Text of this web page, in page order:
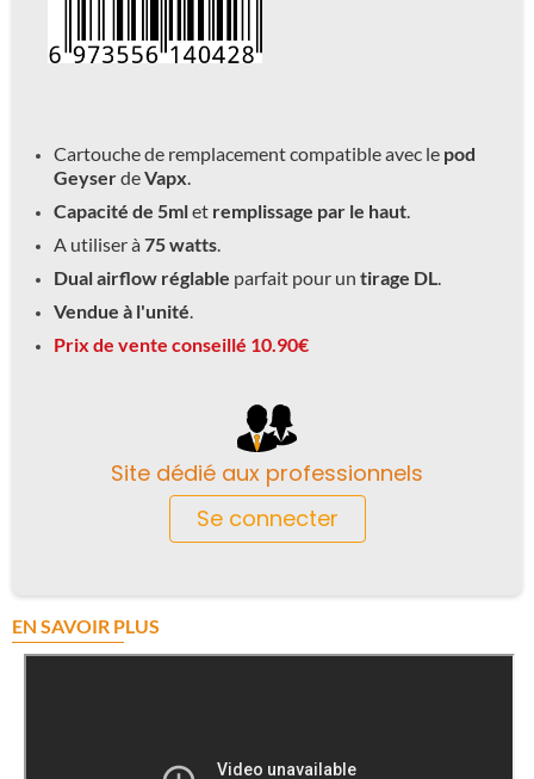
Cartouche de remplacement compatible avec le pod
GeyserdeVapx.
Capacité de 5mlet remplissage par le haut.
A utiliser à75 watts.
Dual airflow réglable parfait pour un tirage DL.
Vendue à l'unité.
Prix de vente conseillé 10.90€
Site dédié aux professionnels
Se connecter
EN SAVOIR PLUS